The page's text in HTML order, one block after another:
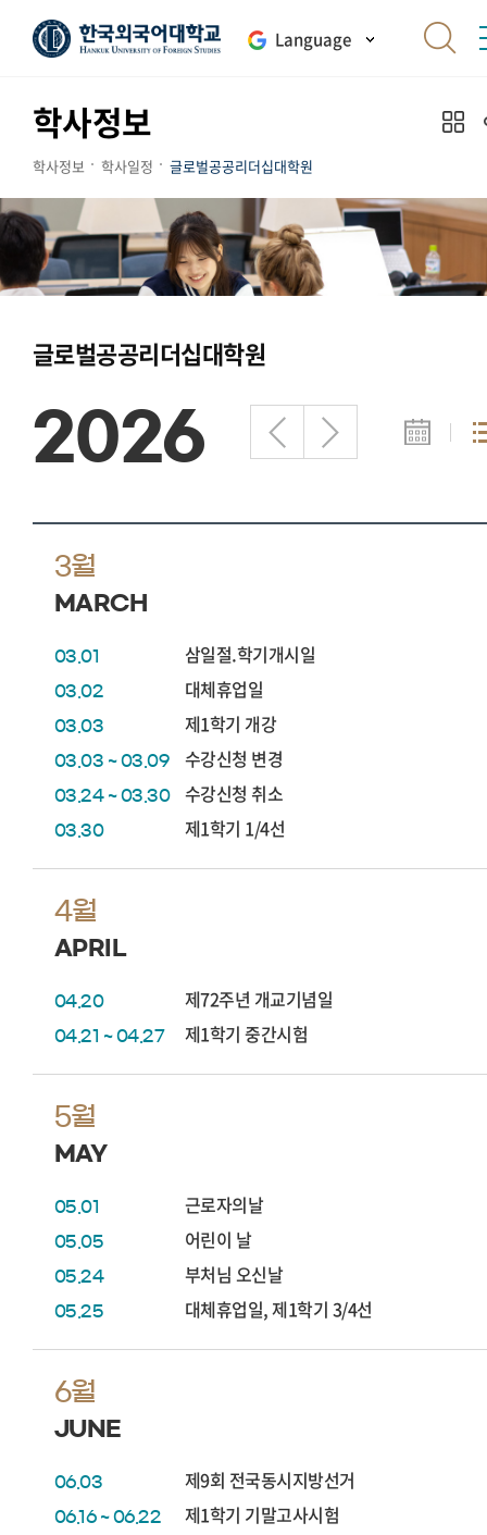
Language
학사정보
학사정보 학사일정 글로벌공공리더십대학원
글로벌공공리더십대학원
2026
3월
MARCH
03.01 삼일절.학기개시일
03.02 대체휴업일
03.03 제1학기 개강
03.03 ~ 03.09 수강신청 변경
03.24 ~ 03.30 수강신청 취소
03.30 제1학기 1/4선
4월
APRIL
04.20 제72주년 개교기념일
04.21 ~ 04.27 제1학기 중간시험
5월
MAY
05.01 근로자의날
05.05 어린이 날
05.24 부처님 오신날
05.25 대체휴업일, 제1학기 3/4선
6월
JUNE
06.03 제9회 전국동시지방선거
06.16 ~ 06.22 제1학기 기말고사시험